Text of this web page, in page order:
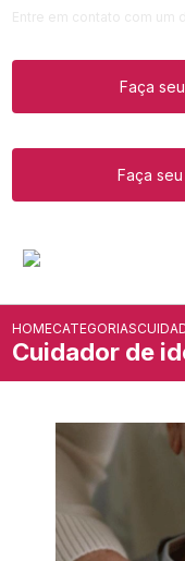
Faça
Faça
HOMECATEGORIAS
Cuidador de